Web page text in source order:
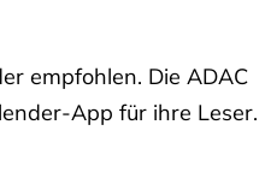
empfohlen. Die ADAC
App für ihre Leser.